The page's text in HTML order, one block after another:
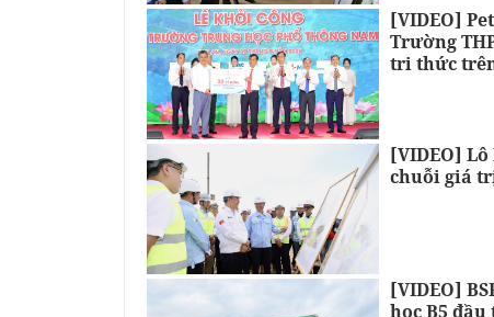
[VIDEO]
Trường
tri thức
[VIDEO]
chuỗi giá
[VIDEO]
học B5 đầu